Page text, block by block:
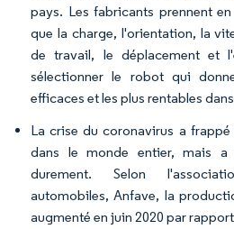
pays. Les fabricants prennent
que la charge, l'orientation, la
de travail, le déplacement et
sélectionner le robot qui
efficaces et les plus rentables
La crise du coronavirus a
dans le monde entier, mais
durement. Selon
automobiles, Anfave, la
augmenté en juin 2020 par